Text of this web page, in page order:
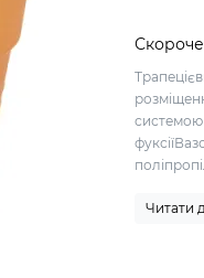
системою
Читати